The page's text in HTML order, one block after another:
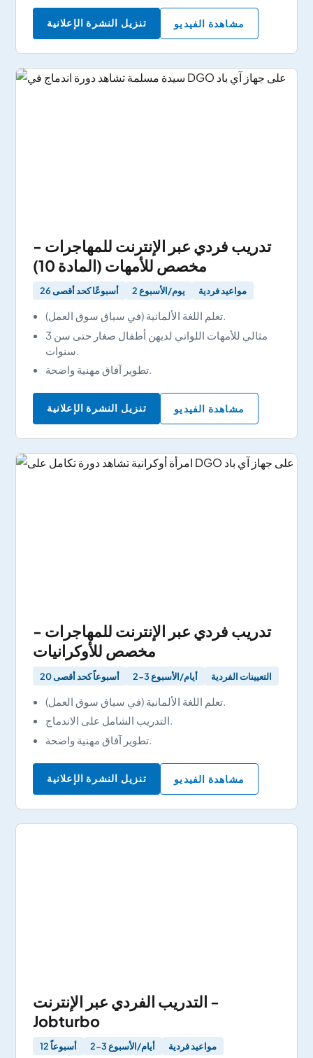
تنزيل النشرة الإعلانية مشاهدة الفيديو
تدريب فردي عبر الإنترنت للمهاجرات -
مخصص للأمهات (المادة 10)
26 أسبوعًا كحد أقصى 2 يوم/الأسبوع مواعيد فردية
تعلم اللغة الألمانية (في سياق سوق العمل).
مثالي للأمهات اللواتي لديهن أطفال صغار حتى سن 3
سنوات.
تطوير آفاق مهنية واضحة.
تنزيل النشرة الإعلانية مشاهدة الفيديو
تدريب فردي عبر الإنترنت للمهاجرات -
مخصص للأوكرانيات
20 أسبوعاً كحد أقصى 2-3 أيام/الأسبوع التعيينات الفردية
تعلم اللغة الألمانية (في سياق سوق العمل).
التدريب الشامل على الاندماج.
تطوير آفاق مهنية واضحة.
تنزيل النشرة الإعلانية مشاهدة الفيديو
التدريب الفردي عبر الإنترنت -
Jobturbo
12 أسبوعاً 2-3 أيام/الأسبوع مواعيد فردية